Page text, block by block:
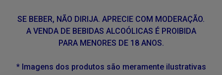
SE BEBER, NÃO DIRIJA. APRECIE COM MODERAÇÃO.
A VENDA DE BEBIDAS ALCOÓLICAS É PROIBIDA
PARA MENORES DE 18 ANOS.
* Imagens dos produtos são meramente ilustrativas